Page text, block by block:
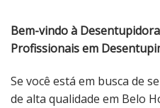
Bem-vindo à
Profissionais em
Se você está em busca de
de alta qualidade em Belo